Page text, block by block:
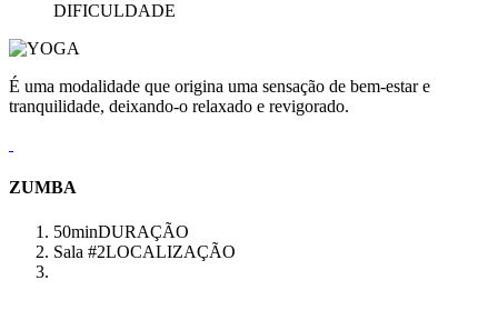
DIFICULDADE
É uma modalidade que origina uma sensação de bem-estar e
tranquilidade, deixando-o relaxado e revigorado.
ZUMBA
50minDURAÇÃO
Sala #2LOCALIZAÇÃO